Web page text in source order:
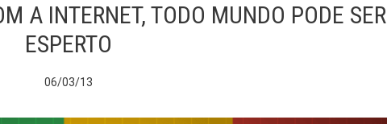
A INTERNET, TODO MUNDO PODE SER
ESPERTO
06/03/13